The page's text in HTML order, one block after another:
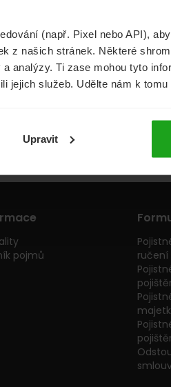
(např. Pixel nebo API),
z našich stránek. Některé
analýzy. Ti zase mohou tyto
jejich služeb. Udělte nám k
Upravit
Cestovní
Životní
pojmů
ručení